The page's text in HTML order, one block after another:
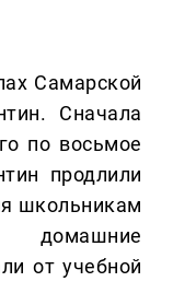
Самарской
Сначала
по восьмое
продлили
школьникам
домашние
от учебной